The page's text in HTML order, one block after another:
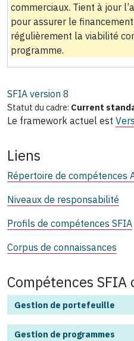
commerciaux. Tient à jour
pour assurer le
régulièrement la viabilité
programme.
SFIA version 8
Statut du cadre: Current
Le framework actuel est
Liens
Répertoire de compétences
Niveaux de responsabilité
Profils de compétences SFIA
Corpus de connaissances
Compétences SFIA
Gestion de portefeuille
Gestion de programmes